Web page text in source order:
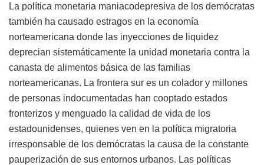
La política monetaria maniacodepresiva de los demócratas
también ha causado estragos en la economía
norteamericana donde las inyecciones de liquidez
deprecian sistemáticamente la unidad monetaria contra la
canasta de alimentos básica de las familias
norteamericanas. La frontera sur es un colador y millones
de personas indocumentadas han cooptado estados
fronterizos y menguado la calidad de vida de los
estadounidenses, quienes ven en la política migratoria
irresponsable de los demócratas la causa de la constante
pauperización de sus entornos urbanos. Las políticas